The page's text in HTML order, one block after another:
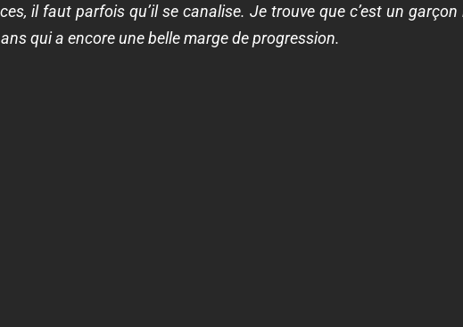
il faut parfois qu’il se canalise. Je trouve que c’est un
qui a encore une belle marge de progression.